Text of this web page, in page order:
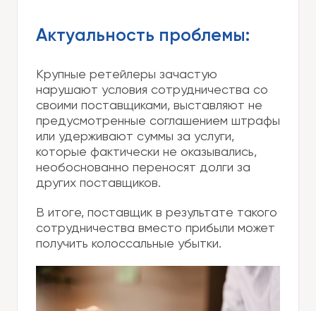
Актуальность проблемы:
Крупные ретейлеры зачастую
нарушают условия сотрудничества со
своими поставщиками, выставляют не
предусмотренные соглашением штрафы
или удерживают суммы за услуги,
которые фактически не оказывались,
необоснованно переносят долги за
других поставщиков.
В итоге, поставщик в результате такого
сотрудничества вместо прибыли может
получить колоссальные убытки.